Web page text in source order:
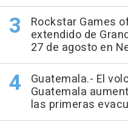
Rockstar Games
extendido de
27 de agosto en
Guatemala.- El
Guatemala
las primeras